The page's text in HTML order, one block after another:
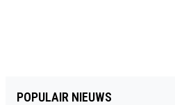
POPULAIR NIEUWS